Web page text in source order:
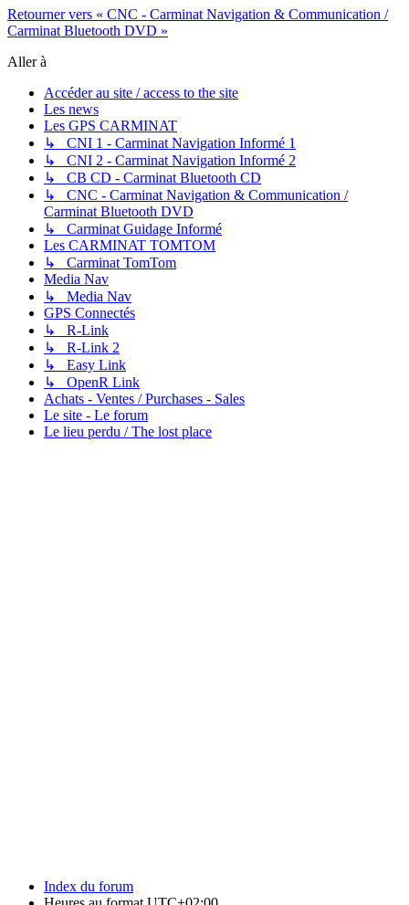
Retourner vers « CNC - Carminat Navigation & Communication /
Carminat Bluetooth DVD »
Aller à
Accéder au site / access to the site
Les news
Les GPS CARMINAT
↳ CNI 1 - Carminat Navigation Informé 1
↳ CNI 2 - Carminat Navigation Informé 2
↳ CB CD - Carminat Bluetooth CD
↳ CNC - Carminat Navigation & Communication /
Carminat Bluetooth DVD
↳ Carminat Guidage Informé
Les CARMINAT TOMTOM
↳ Carminat TomTom
Media Nav
↳ Media Nav
GPS Connectés
↳ R-Link
↳ R-Link 2
↳ Easy Link
↳ OpenR Link
Achats - Ventes / Purchases - Sales
Le site - Le forum
Le lieu perdu / The lost place
Index du forum